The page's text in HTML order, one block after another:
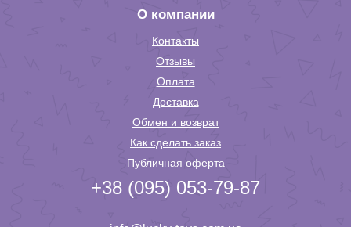
О компании
Контакты
Отзывы
Оплата
Доставка
Обмен и возврат
Как сделать заказ
Публичная оферта
+38 (095) 053-79-87